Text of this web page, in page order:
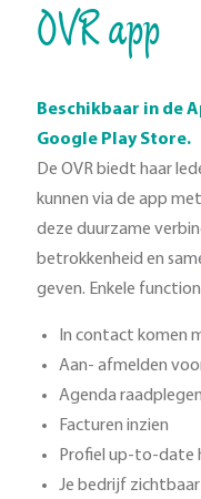
OVR app
Beschikbaar in de
Google Play Store.
De OVR biedt haar
kunnen via de app
deze duurzame
betrokkenheid en
geven. Enkele
In contact komen
Aan- afmelden
Agenda raadplegen
Facturen inzien
Profiel up-to-date
Je bedrijf